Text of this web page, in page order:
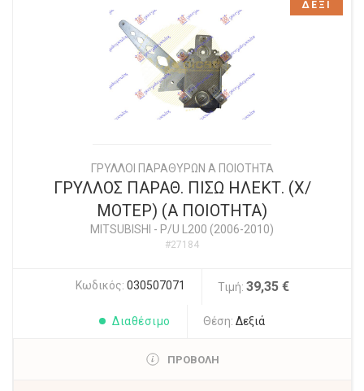
ΓΡΥΛΛΟΙ ΠΑΡΑΘΥΡΩΝ Α ΠΟΙΟΤΗΤΑ
ΓΡΥΛΛΟΣ ΠΑΡΑΘ. ΠΙΣΩ ΗΛΕΚΤ. (Χ/
ΜΟΤΕΡ) (Α ΠΟΙΟΤΗΤΑ)
MITSUBISHI - P/U L200 (2006-2010)
#27184
Κωδικός: 030507071 Τιμή: 39,35 €
Διαθέσιμο Θέση: Δεξιά
ΠΡΟΒΟΛΗ
ΔΕΞΙ